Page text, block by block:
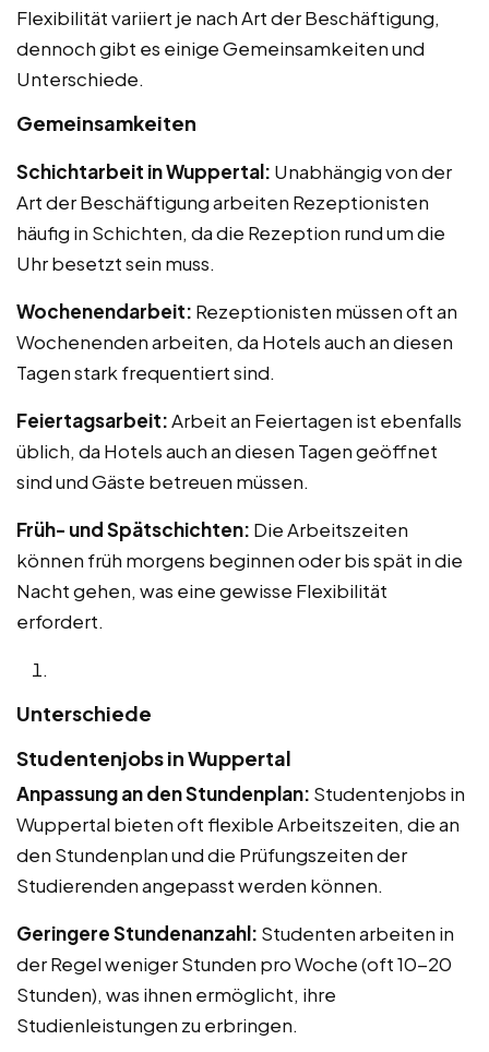
Flexibilität variiert je nach Art der Beschäftigung,
dennoch gibt es einige Gemeinsamkeiten und
Unterschiede.
Gemeinsamkeiten
Schichtarbeit in Wuppertal: Unabhängig von der
Art der Beschäftigung arbeiten Rezeptionisten
häufig in Schichten, da die Rezeption rund um die
Uhr besetzt sein muss.
Wochenendarbeit: Rezeptionisten müssen oft an
Wochenenden arbeiten, da Hotels auch an diesen
Tagen stark frequentiert sind.
Feiertagsarbeit:Arbeit an Feiertagen ist ebenfalls
üblich, da Hotels auch an diesen Tagen geöffnet
sind und Gäste betreuen müssen.
Früh- und Spätschichten: Die Arbeitszeiten
können früh morgens beginnen oder bis spät in die
Nacht gehen, was eine gewisse Flexibilität
erfordert.
Unterschiede
Studentenjobs in Wuppertal
Anpassung an den Stundenplan: Studentenjobs in
Wuppertal bieten oft flexible Arbeitszeiten, die an
den Stundenplan und die Prüfungszeiten der
Studierenden angepasst werden können.
Geringere Stundenanzahl: Studenten arbeiten in
der Regel weniger Stunden pro Woche (oft 10-20
Stunden), was ihnen ermöglicht, ihre
Studienleistungen zu erbringen.